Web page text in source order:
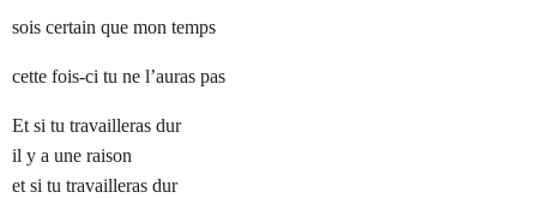
sois certain que mon temps
cette fois-ci tu ne l’auras pas
Et si tu travailleras dur
il y a une raison
et si tu travailleras dur